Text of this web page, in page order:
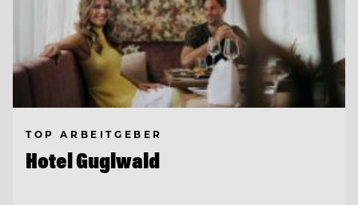
TOP ARBEITGEBER
Hotel Guglwald